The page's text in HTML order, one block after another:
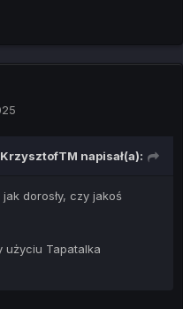
KrzysztofTM napisał(a):
dorosły, czy jakoś
użyciu Tapatalka